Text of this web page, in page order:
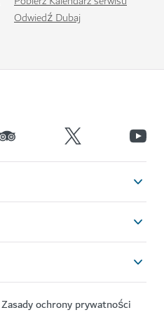
Odwiedź Dubaj
Zasady ochrony prywatności